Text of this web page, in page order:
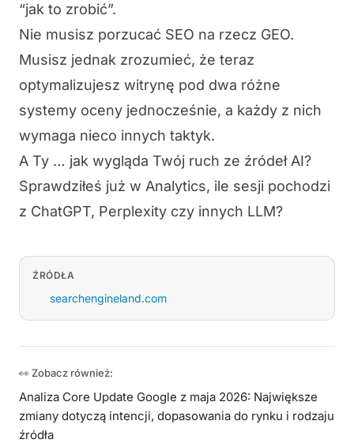
“jak to zrobić”.
Nie musisz porzucać SEO na rzecz GEO.
Musisz jednak zrozumieć, że teraz
optymalizujesz witrynę pod dwa różne
systemy oceny jednocześnie, a każdy z nich
wymaga nieco innych taktyk.
A Ty … jak wygląda Twój ruch ze źródeł AI?
Sprawdziłeś już w Analytics, ile sesji pochodzi
z ChatGPT, Perplexity czy innych LLM?
ŹRÓDŁA
searchengineland.com
👀 Zobacz również:
Analiza Core Update Google z maja 2026: Największe
zmiany dotyczą intencji, dopasowania do rynku i rodzaju
źródła